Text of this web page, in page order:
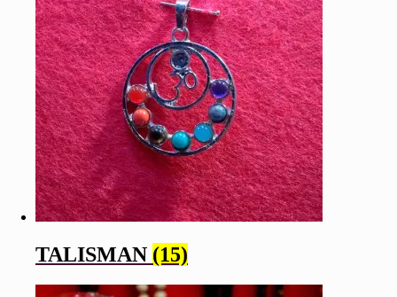
TALISMAN (15)